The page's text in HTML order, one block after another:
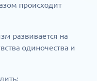
происходит
развивается на
одиночества и